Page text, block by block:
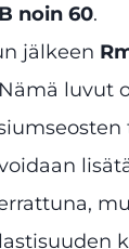
noin 60.
jälkeen
luvut